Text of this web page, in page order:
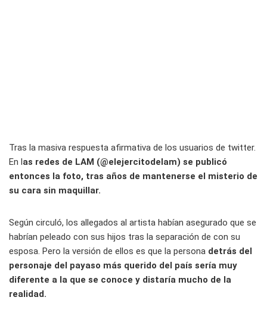
Tras la masiva respuesta afirmativa de los usuarios de twitter.
En las redes de LAM (@elejercitodelam) se publicó
entonces la foto, tras años de mantenerse el misterio de
su cara sin maquillar.
Según circuló, los allegados al artista habían asegurado que se
habrían peleado con sus hijos tras la separación de con su
esposa. Pero la versión de ellos es que la persona detrás del
personaje del payaso más querido del país sería muy
diferente a la que se conoce y distaría mucho de la
realidad.